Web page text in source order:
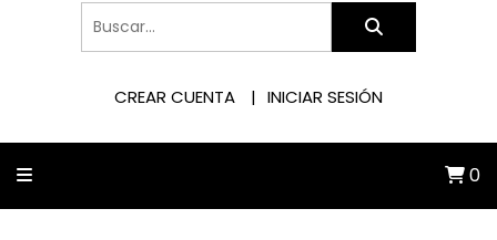
CREAR CUENTA INICIAR SESIÓN
0